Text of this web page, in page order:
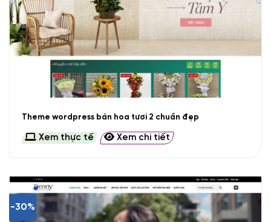
Theme wordpress bán hoa tươi 2 chuẩn đẹp
Xem thực tế Xem chi tiết
-30%